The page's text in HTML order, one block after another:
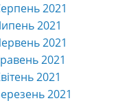
2021
2021
2021
2021
2021
2021